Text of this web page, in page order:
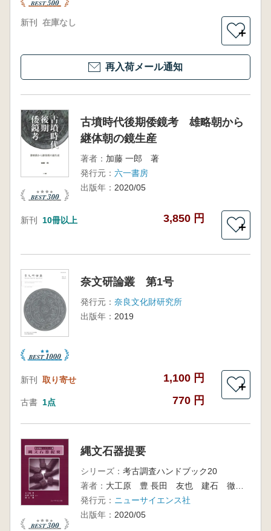
新刊 在庫なし
＋
再入荷メール通知
古墳時代後期倭鏡考 雄略朝から
継体朝の鏡生産
著者： 加藤 一郎 著
発行元： 六一書房
出版年： 2020/05
新刊 10冊以上 3,850 円
＋
奈文研論叢 第1号
発行元： 奈良文化財研究所
出版年： 2019
新刊 取り寄せ 1,100 円
古書 1点 770 円
＋
縄文石器提要
シリーズ： 考古調査ハンドブック20
著者：
大工原 豊 長田 友也 建石 徹 編
発行元： ニューサイエンス社
出版年： 2020/05